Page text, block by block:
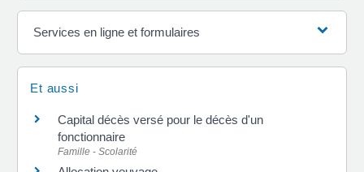
Services en ligne et formulaires
Et aussi
Capital décès versé pour le décès d'un
fonctionnaire
Famille - Scolarité